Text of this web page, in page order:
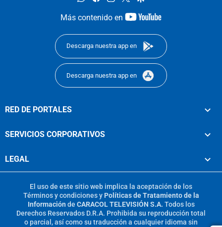
Más contenido en
youtube-
Descarga nuestra app en
Descarga nuestra app en
RED DE PORTALES
SERVICIOS CORPORATIVOS
LEGAL
El uso de este sitio web implica la aceptación de los
Términos y condicionesy Políticas de Tratamiento de la
Información de CARACOL TELEVISIÓN S.A. Todos los
Derechos Reservados D.R.A. Prohibida su reproducción total
o parcial, así como su traducción a cualquier idioma sin